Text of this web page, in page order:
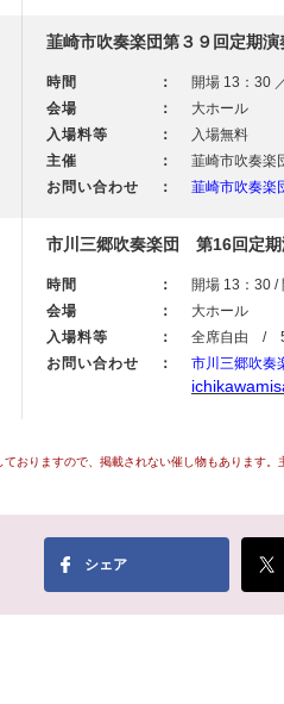
韮崎市吹奏楽団第３９回定期演
時間 ：
開場 13：30
会場
：
大ホール
入場料等
：
入場無料
主催
：
韮崎市吹奏楽
お問い合わせ
： 韮崎市吹奏
市川三郷吹奏楽団 第16回定期
時間 ：
開場 13：30 /
会場
：
大ホール
入場料等
：
全席自由 /
お問い合わせ
： 市川三郷吹奏
おりますので、掲載されない催し物もあります。
シェア